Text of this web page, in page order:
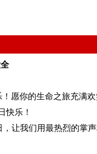
愿你的生命之旅充满
快乐！
让我们用最热烈的掌